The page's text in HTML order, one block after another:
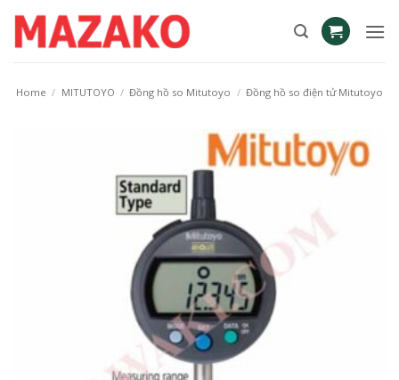
content
Home / MITUTOYO / Đồng hồ so Mitutoyo / Đồng hồ so điện tử Mitutoyo